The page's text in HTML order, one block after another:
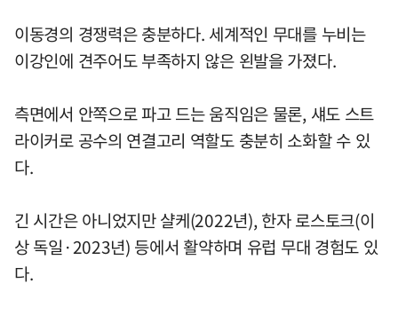
이동경의 경쟁력은 충분하다. 세계적인 무대를 누비는
이강인에 견주어도 부족하지 않은 왼발을 가졌다.
측면에서 안쪽으로 파고 드는 움직임은 물론, 섀도 스트
라이커로 공수의 연결고리 역할도 충분히 소화할 수 있
다.
긴 시간은 아니었지만 샬케(2022년), 한자 로스토크(이
상 독일·2023년) 등에서 활약하며 유럽 무대 경험도 있
다.